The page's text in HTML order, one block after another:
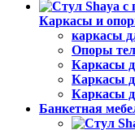
Каркасы и
каркасы
Опоры
Каркасы
Каркасы
Каркасы
Банкетная